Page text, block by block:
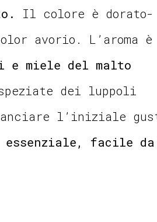
Il colore è dorato-
avorio. L’aroma è
miele del malto
dei luppoli
l’iniziale
essenziale, facile da